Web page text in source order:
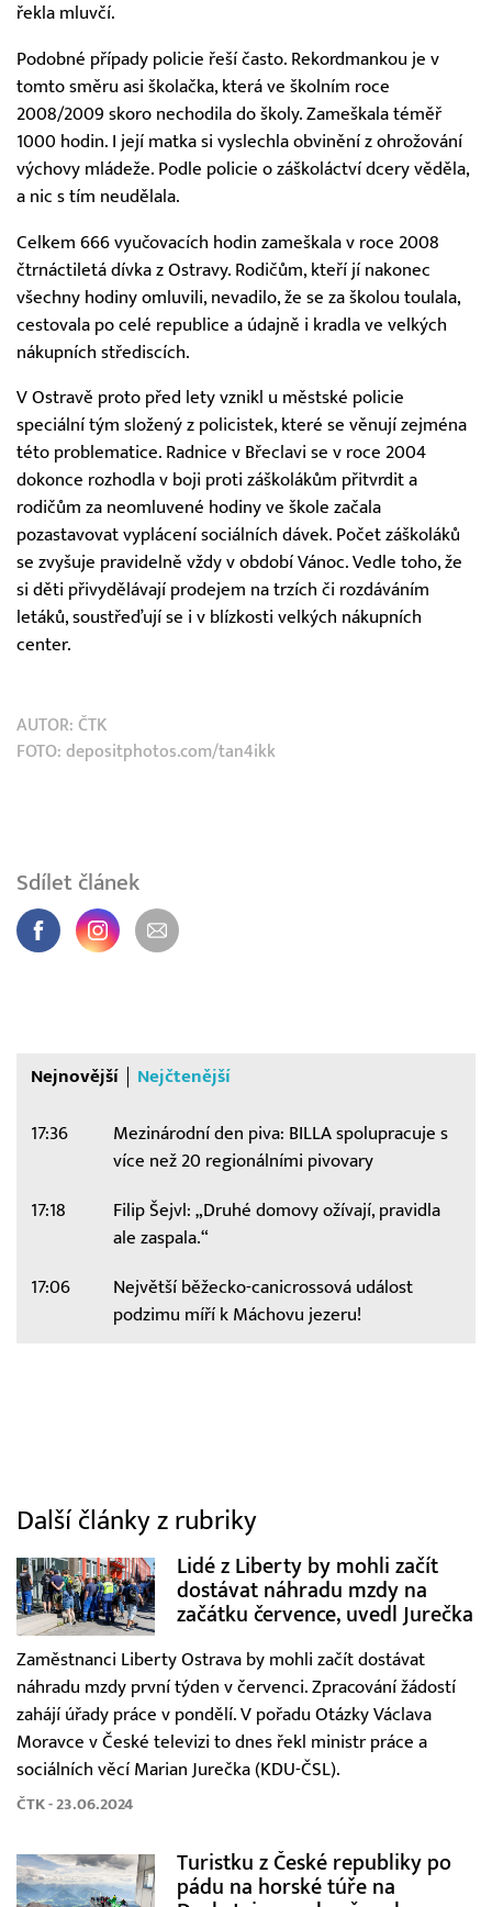
řekla mluvčí.
Podobné případy policie řeší často. Rekordmankou je v
tomto směru asi školačka, která ve školním roce
2008/2009 skoro nechodila do školy. Zameškala téměř
1000 hodin. I její matka si vyslechla obvinění z ohrožování
výchovy mládeže. Podle policie o záškoláctví dcery věděla,
a nic s tím neudělala.
Celkem 666 vyučovacích hodin zameškala v roce 2008
čtrnáctiletá dívka z Ostravy. Rodičům, kteří jí nakonec
všechny hodiny omluvili, nevadilo, že se za školou toulala,
cestovala po celé republice a údajně i kradla ve velkých
nákupních střediscích.
V Ostravě proto před lety vznikl u městské policie
speciální tým složený z policistek, které se věnují zejména
této problematice. Radnice v Břeclavi se v roce 2004
dokonce rozhodla v boji proti záškolákům přitvrdit a
rodičům za neomluvené hodiny ve škole začala
pozastavovat vyplácení sociálních dávek. Počet záškoláků
se zvyšuje pravidelně vždy v období Vánoc. Vedle toho, že
si děti přivydělávají prodejem na trzích či rozdáváním
letáků, soustřeďují se i v blízkosti velkých nákupních
center.
AUTOR: ČTK
FOTO: depositphotos.com/tan4ikk
Sdílet článek
Nejnovější Nejčtenější
17:36
Mezinárodní den piva: BILLA spolupracuje s
více než 20 regionálními pivovary
17:18
Filip Šejvl: „Druhé domovy ožívají, pravidla
ale zaspala.“
17:06
Největší běžecko-canicrossová událost
podzimu míří k Máchovu jezeru!
Další články z rubriky
Lidé z Liberty by mohli začít
dostávat náhradu mzdy na
začátku července, uvedl Jurečka
Zaměstnanci Liberty Ostrava by mohli začít dostávat
náhradu mzdy první týden v červenci. Zpracování žádostí
zahájí úřady práce v pondělí. V pořadu Otázky Václava
Moravce v České televizi to dnes řekl ministr práce a
sociálních věcí Marian Jurečka (KDU-ČSL).
ČTK - 23.06.2024
Turistku z České republiky po
pádu na horské túře na